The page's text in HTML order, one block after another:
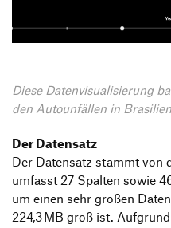
Strategische Gestaltung
Diese Datenvisualisierung
den Autounfällen in
Der Datensatz
Der Datensatz stammt von
umfasst 27 Spalten sowie
um einen sehr großen
224,3 MB groß ist.